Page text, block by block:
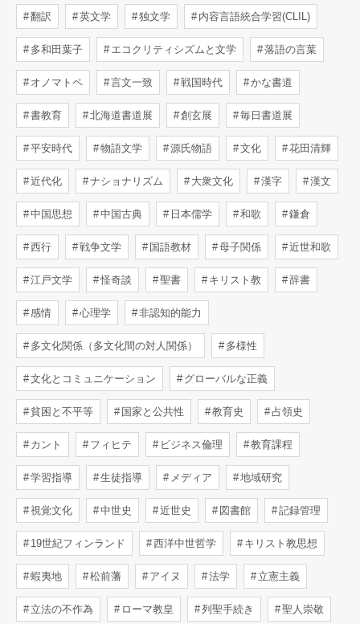
翻訳 英文学 独文学 内容言語統合学習(CLIL)
多和田葉子 エコクリティシズムと文学 落語の言葉
オノマトペ 言文一致 戦国時代 かな書道
書教育 北海道書道展 創玄展 毎日書道展
平安時代 物語文学 源氏物語 文化 花田清輝
近代化 ナショナリズム 大衆文化 漢字 漢文
中国思想 中国古典 日本儒学 和歌 鎌倉
西行 戦争文学 国語教材 母子関係 近世和歌
江戸文学 怪奇談 聖書 キリスト教 辞書
感情 心理学 非認知的能力
多文化関係（多文化間の対人関係） 多様性
文化とコミュニケーション グローバルな正義
貧困と不平等 国家と公共性 教育史 占領史
カント フィヒテ ビジネス倫理 教育課程
学習指導 生徒指導 メディア 地域研究
視覚文化 中世史 近世史 図書館 記録管理
19世紀フィンランド 西洋中世哲学 キリスト教思想
蝦夷地 松前藩 アイヌ 法学 立憲主義
立法の不作為 ローマ教皇 列聖手続き 聖人崇敬